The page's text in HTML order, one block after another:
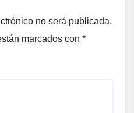
no será publicada.
marcados con *